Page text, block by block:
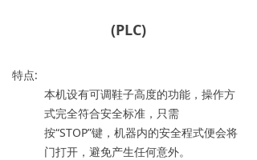
特点:
本机设有可调鞋子高度的功能，操作方
式完全符合安全标准，只需
按“STOP”键，机器内的安全程式便会将
门打开，避免产生任何意外。
(PLC)